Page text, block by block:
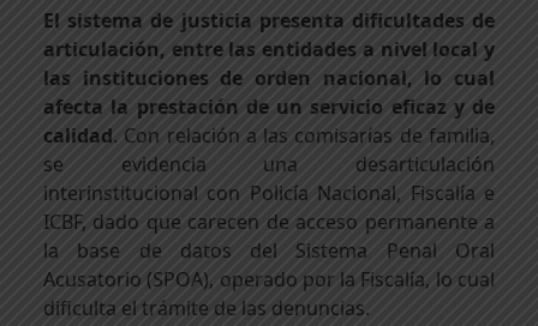
El sistema de justicia presenta dificultades de
articulación, entre las entidades a nivel local y
las instituciones de orden nacional, lo cual
afecta la prestación de un servicio eficaz y de
calidad. Con relación a las comisarías de familia,
se evidencia una desarticulación
interinstitucional con Policía Nacional, Fiscalía e
ICBF, dado que carecen de acceso permanente a
la base de datos del Sistema Penal Oral
Acusatorio (SPOA), operado por la Fiscalía, lo cual
dificulta el trámite de las denuncias.